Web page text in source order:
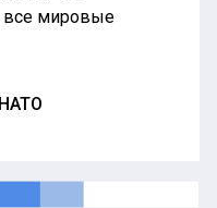
все мировые